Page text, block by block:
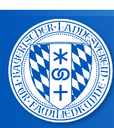
Direkt zum Inhalt